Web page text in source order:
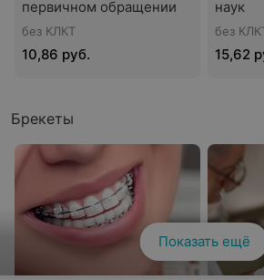
первичном обращении
без КЛКТ
10,86 руб.
наук
без
15,62
Брекеты
Показать ещё